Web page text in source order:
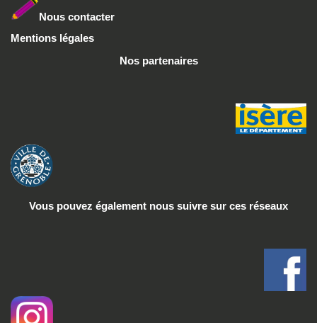
Nous contacter
Mentions légales
Nos partenaires
Vous pouvez également nous suivre sur ces réseaux